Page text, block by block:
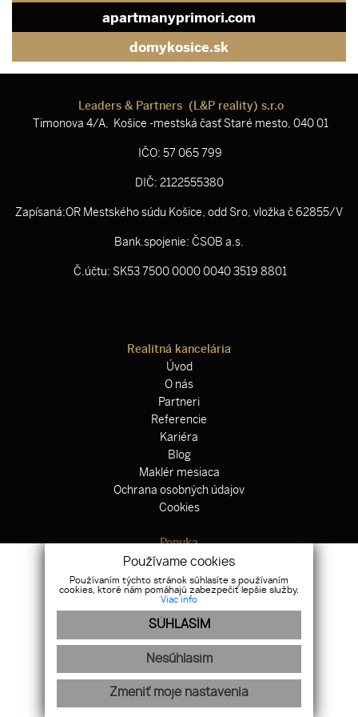
Používame cookies
Používaním týchto stránok súhlasíte s používaním
cookies, ktoré nám pomáhajú zabezpečiť lepšie služby.
Viac info
SÚHLASÍM
Nesúhlasím
Zmeniť moje nastavenia
apartmanyprimori.com
domykosice.sk
Leaders & Partners (L&P reality) s.r.o
Timonova 4/A, Košice -mestská časť Staré mesto, 040 01
IČO: 57 065 799
DIČ: 2122555380
Zapísaná:OR Mestského súdu Košice, odd Sro, vložka č 62855/V
Bank.spojenie: ČSOB a.s.
Č.účtu: SK53 7500 0000 0040 3519 8801
Realitná kancelária
Úvod
O nás
Partneri
Referencie
Kariéra
Blog
Maklér mesiaca
Ochrana osobných údajov
Cookies
Ponuka
Hypotekárne centrum
Odkup nehnuteľnosti
Zahraničné nehnuteľnosti
Výstavba domov
Právne centrum
Poistenie
Nájdete nás na sociálnych sieťach